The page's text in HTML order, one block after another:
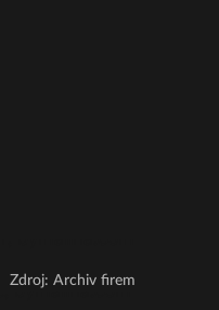
Zdroj: Archiv firem